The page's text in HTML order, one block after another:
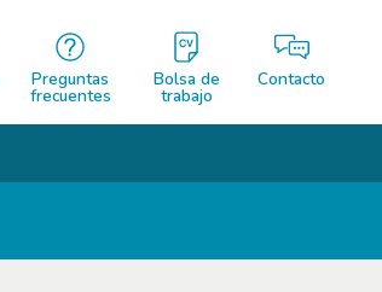
Preguntas
frecuentes
Bolsa de
trabajo
Contacto